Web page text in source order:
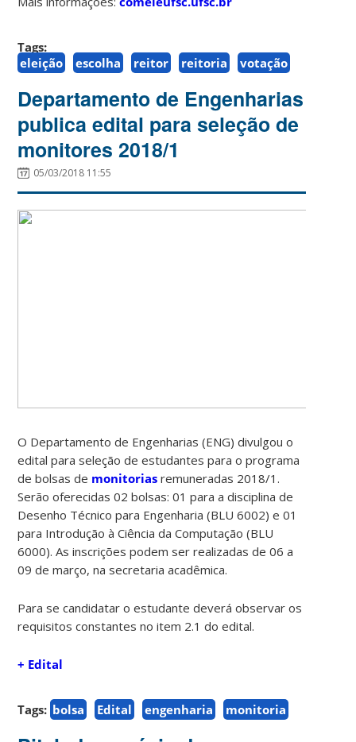
Tags:
eleição
escolha reitor reitoria votação
Departamento de Engenharias
publica edital para seleção de
monitores 2018/1
05/03/2018 11:55
O Departamento de Engenharias (ENG) divulgou o
edital para seleção de estudantes para o programa
de bolsas de monitorias remuneradas 2018/1.
Serão oferecidas 02 bolsas: 01 para a disciplina de
Desenho Técnico para Engenharia (BLU 6002) e 01
para Introdução à Ciência da Computação (BLU
6000). As inscrições podem ser realizadas de 06 a
09 de março, na secretaria acadêmica.
Para se candidatar o estudante deverá observar os
requisitos constantes no item 2.1 do edital.
+ Edital
Tags: bolsa Edital engenharia monitoria